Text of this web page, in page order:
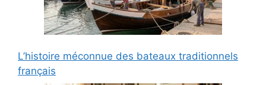
L’histoire méconnue des bateaux traditionnels
français